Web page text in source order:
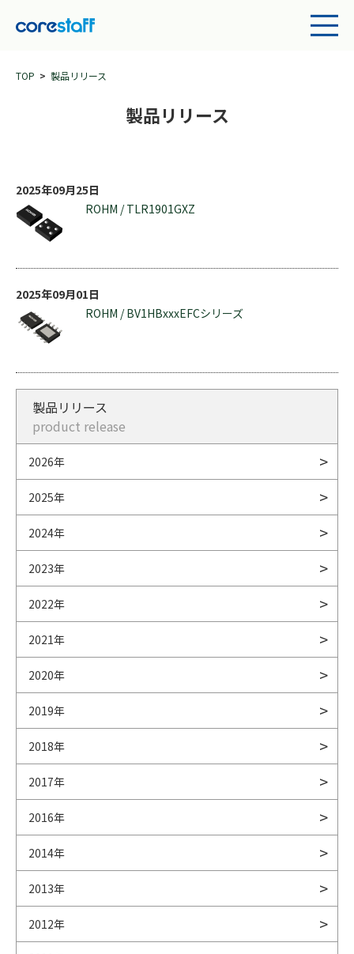
TOP 製品リリース
製品リリース
2025年09月25日
ROHM / TLR1901GXZ
2025年09月01日
ROHM / BV1HBxxxEFCシリーズ
製品リリース
product release
2026年
2025年
2024年
2023年
2022年
2021年
2020年
2019年
2018年
2017年
2016年
2014年
2013年
2012年